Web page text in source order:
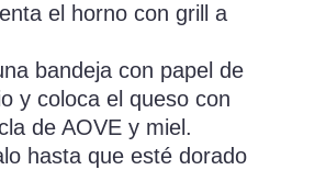
el horno con grill a
bandeja con papel de
y coloca el queso con
de AOVE y miel.
hasta que esté dorado